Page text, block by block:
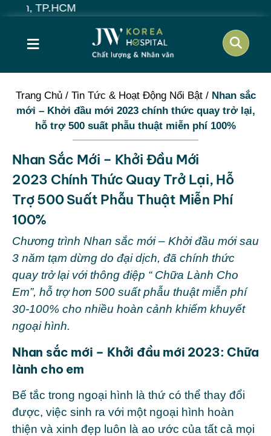
≡
Trang Chủ/ Tin Tức & Hoạt Động Nổi Bật/ Nhan sắc
mới – Khởi đầu mới 2023 chính thức quay trở lại,
hỗ trợ 500 suất phẫu thuật miễn phí 100%
Nhan Sắc Mới – Khởi Đầu Mới
2023 Chính Thức Quay Trở Lại, Hỗ
Trợ 500 Suất Phẫu Thuật Miễn Phí
100%
Chương trình Nhan sắc mới – Khởi đầu mới sau
3 năm tạm dừng do đại dịch, đã chính thức
quay trở lại với thông điệp “ Chữa Lành Cho
Em”, hỗ trợ hơn 500 suất phẫu thuật miễn phí
30-100% cho nhiều hoàn cảnh khiếm khuyết
ngoại hình.
Nhan sắc mới – Khởi đầu mới 2023: Chữa
lành cho em
Bế tắc trong ngoại hình là thứ có thể thay đổi
được, việc sinh ra với một ngoại hình hoàn
thiện và xinh đẹp luôn là ao ước của tất cả mọi